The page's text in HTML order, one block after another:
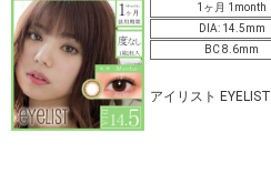
1ヶ月 1month
DIA: 14.5mm
BC 8.6mm
アイリスト